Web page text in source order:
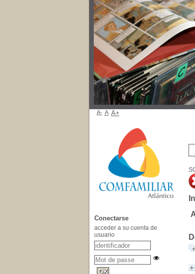
A- A A+
Conectarse
acceder a su cuenta de
usuario